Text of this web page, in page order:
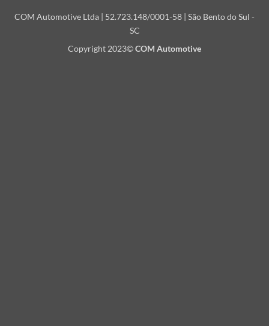
COM Automotive Ltda | 52.723.148/0001-58 | São Bento do Sul -
SC
Copyright 2023©COM Automotive